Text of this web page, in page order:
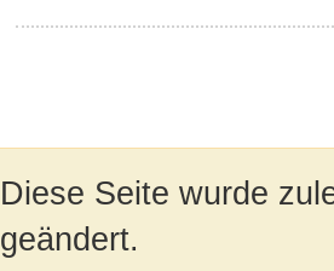
Diese Seite wurde
geändert.